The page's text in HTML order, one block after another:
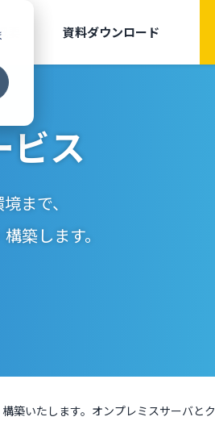
資料ダウンロード
ビス
まで、
築します。
築いたします。オンプレミスサーバとク